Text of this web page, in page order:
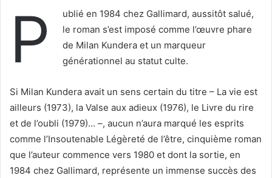
P
ublié en 1984 chez Gallimard, aussitôt salué,
le roman s’est imposé comme l’œuvre phare
de Milan Kundera et un marqueur
générationnel au statut culte.
Si Milan Kundera avait un sens certain du titre – La vie est
ailleurs (1973), la Valse aux adieux (1976), le Livre du rire
et de l’oubli (1979)… –, aucun n’aura marqué les esprits
comme l’Insoutenable Légèreté de l’être, cinquième roman
que l’auteur commence vers 1980 et dont la sortie, en
1984 chez Gallimard, représente un immense succès des